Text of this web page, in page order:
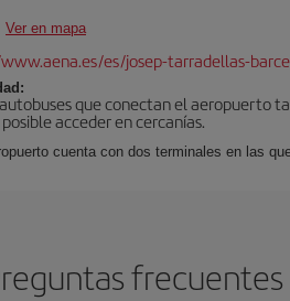
Ver en mapa
es/josep-tarradellas-
que conectan el aeropuerto
acceder en cercanías.
cuenta con dos terminales en las